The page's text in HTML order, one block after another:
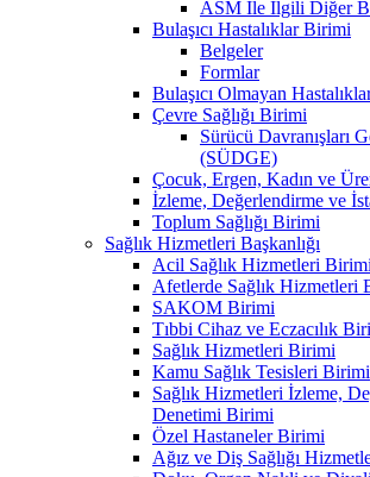
ASM İle İlgili Diğer
Bulaşıcı Hastalıklar Birimi
Belgeler
Formlar
Bulaşıcı Olmayan
Çevre Sağlığı Birimi
Sürücü Davranışları
(SÜDGE)
Çocuk, Ergen, Kadın ve
İzleme, Değerlendirme ve
Toplum Sağlığı Birimi
Sağlık Hizmetleri Başkanlığı
Acil Sağlık Hizmetleri Birimi
Afetlerde Sağlık Hizmetleri
SAKOM Birimi
Tıbbi Cihaz ve Eczacılık
Sağlık Hizmetleri Birimi
Kamu Sağlık Tesisleri Birimi
Sağlık Hizmetleri İzleme,
Denetimi Birimi
Özel Hastaneler Birimi
Ağız ve Diş Sağlığı